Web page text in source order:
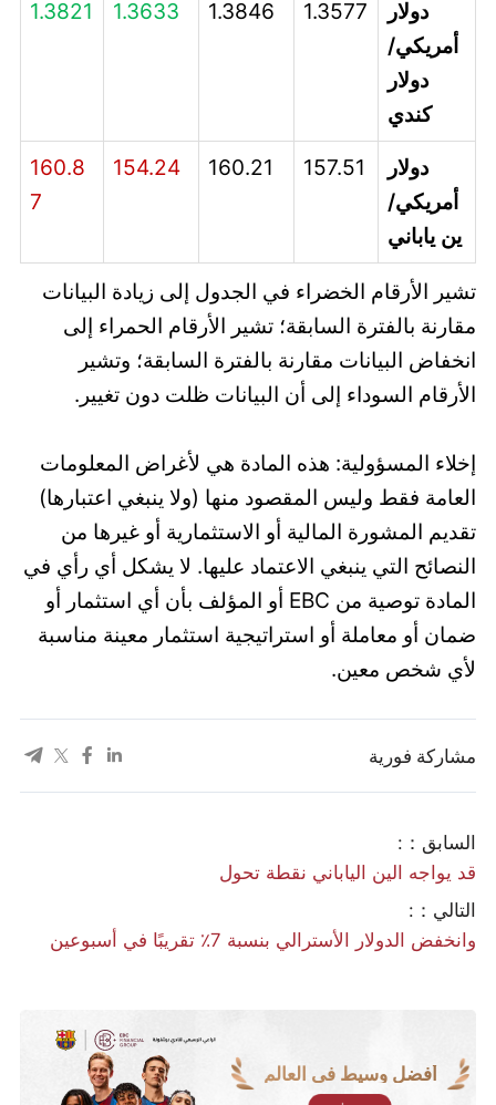
دولار
أمريكي/
دولار
كندي
1.3577
1.3846
1.3633
1.3821
دولار
أمريكي/
ين ياباني
157.51
160.21
154.24
160.8
7
تشير الأرقام الخضراء في الجدول إلى زيادة البيانات
مقارنة بالفترة السابقة؛ تشير الأرقام الحمراء إلى
انخفاض البيانات مقارنة بالفترة السابقة؛ وتشير
الأرقام السوداء إلى أن البيانات ظلت دون تغيير.
إخلاء المسؤولية: هذه المادة هي لأغراض المعلومات
العامة فقط وليس المقصود منها (ولا ينبغي اعتبارها)
تقديم المشورة المالية أو الاستثمارية أو غيرها من
النصائح التي ينبغي الاعتماد عليها. لا يشكل أي رأي في
المادة توصية من EBC أو المؤلف بأن أي استثمار أو
ضمان أو معاملة أو استراتيجية استثمار معينة مناسبة
لأي شخص معين.
مشاركة فورية
السابق：:
قد يواجه الين الياباني نقطة تحول
التالي：:
وانخفض الدولار الأسترالي بنسبة 7٪ تقريبًا في أسبوعين
أفضل وسيط في العالم